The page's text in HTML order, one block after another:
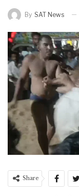
By SAT News
Share